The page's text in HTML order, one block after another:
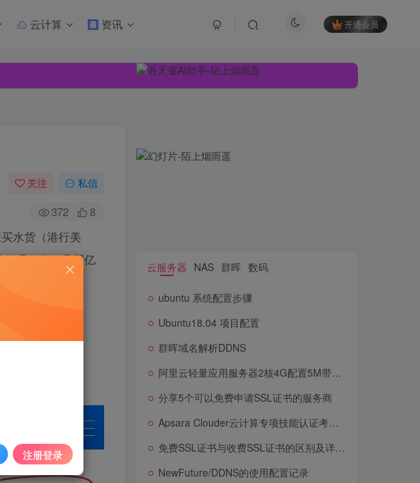
云计算 资讯 开通会员
关注 私信
372 8
水货（港行美
理，分别是国亿
一个，登陆进
云服务器 NAS 群晖 数码
ubuntu 系统配置步骤
Ubuntu18.04 项目配置
群晖域名解析DDNS
阿里云轻量应用服务器2核4G配置5M带宽优惠价格100元/年1100GB流量
分享5个可以免费申请SSL证书的服务商
Apsara Clouder云计算专项技能认证考试题目和答案【保姆级别教程】
免费SSL证书与收费SSL证书的区别及详细分析
NewFuture/DDNS的使用配置记录
NAS 群晖 数码
注册登录